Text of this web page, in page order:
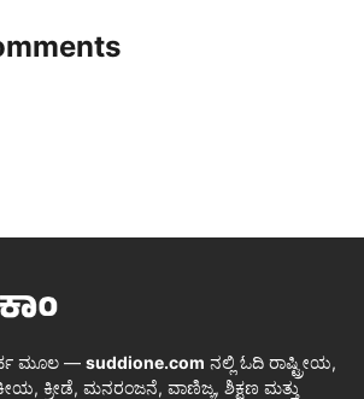
ಮೂಲ — suddione.com ನಲ್ಲಿ ಓದಿ ರಾಷ್ಟ್ರೀಯ,
ಕ್ರೀಡೆ, ಮನರಂಜನೆ, ವಾಣಿಜ್ಯ, ಶಿಕ್ಷಣ ಮತ್ತು